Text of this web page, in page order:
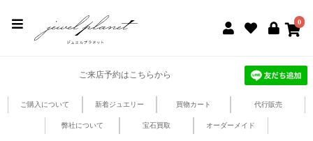
0
ご来店予約はこちらから
ご購入について 新着ジュエリー 買物カート 代行販売
弊社について 宝石買取 オーダーメイド